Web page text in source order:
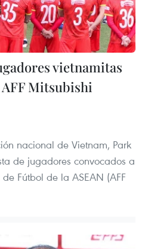
vietnamitas
AFF Mitsubishi
nacional de Vietnam, Park
de jugadores convocados a
Fútbol de la ASEAN (AFF